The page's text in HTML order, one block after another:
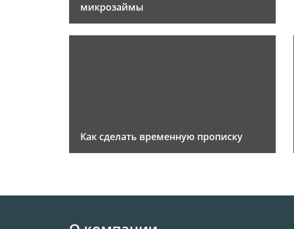
микрозаймы
Как сделать временную прописку